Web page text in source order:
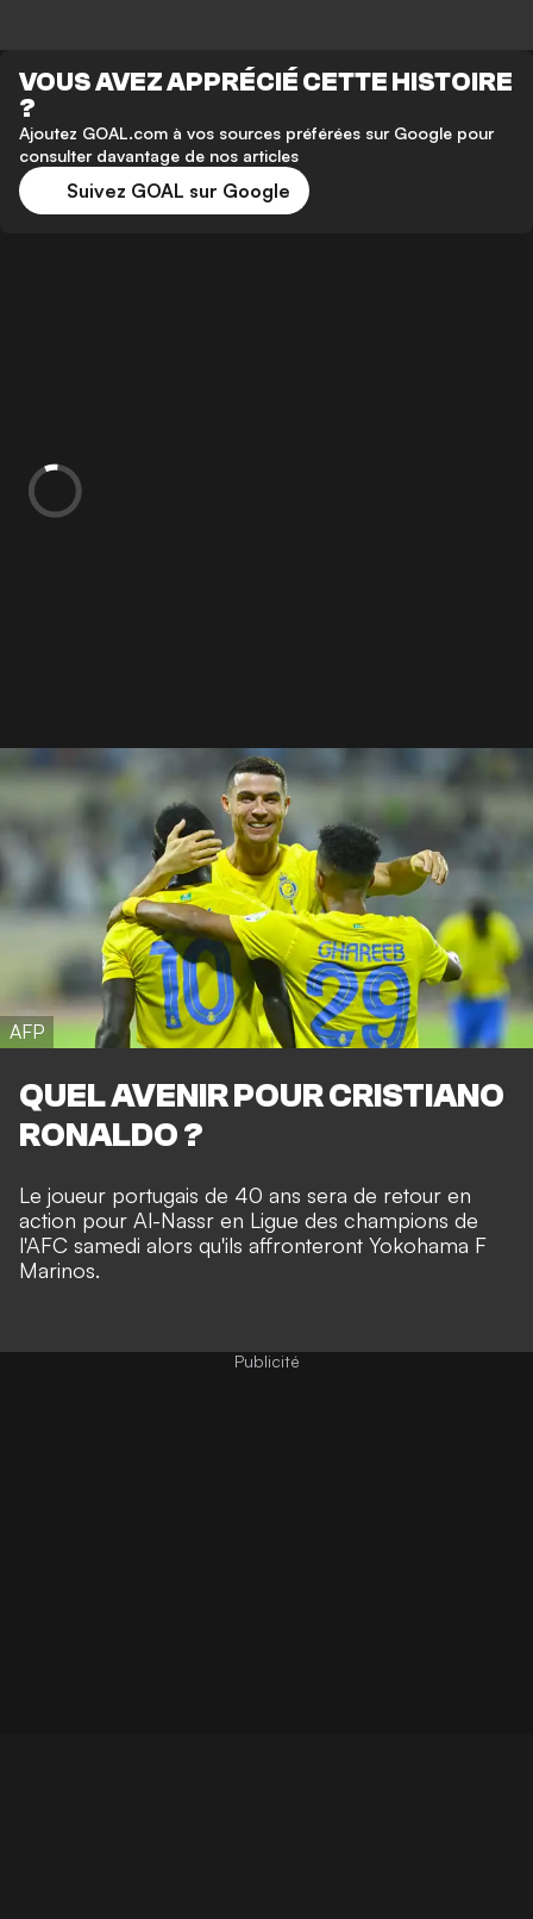
VOUS AVEZ APPRÉCIÉ CETTE HISTOIRE
?
Ajoutez GOAL.com à vos sources préférées sur Google pour
consulter davantage de nos articles
Suivez GOAL sur Google
AFP
QUEL AVENIR POUR CRISTIANO
RONALDO ?
Le joueur portugais de 40 ans sera de retour en
action pour Al-Nassr en Ligue des champions de
l'AFC samedi alors qu'ils affronteront Yokohama F
Marinos.